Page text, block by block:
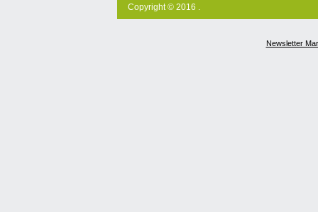
Copyright © 2016 .
Newsletter